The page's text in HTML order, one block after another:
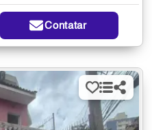
Contatar